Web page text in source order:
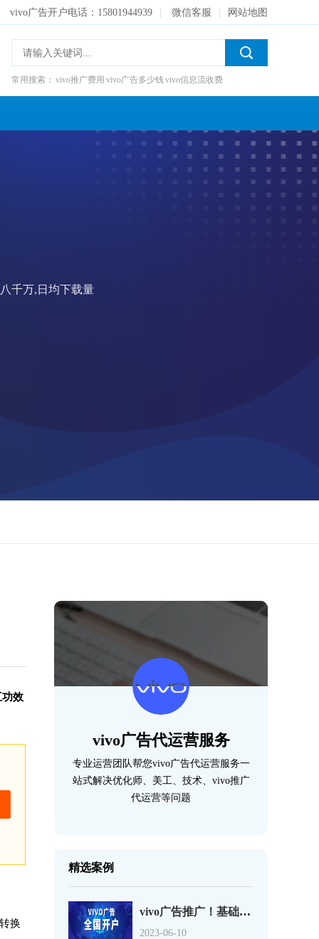
vivo广告开户电话：15801944939 微信客服 网站地图
常用搜索： vivo推广费用 vivo广告多少钱vivo信息流收费
放
效
换
vivo广告代运营服务
专业运营团队帮您vivo广告代运营服务一
站式解决优化师、美工、技术、vivo推广
代运营等问题
精选案例
vivo广告推广！基础定向和行为兴趣定向介绍！
2023-06-10